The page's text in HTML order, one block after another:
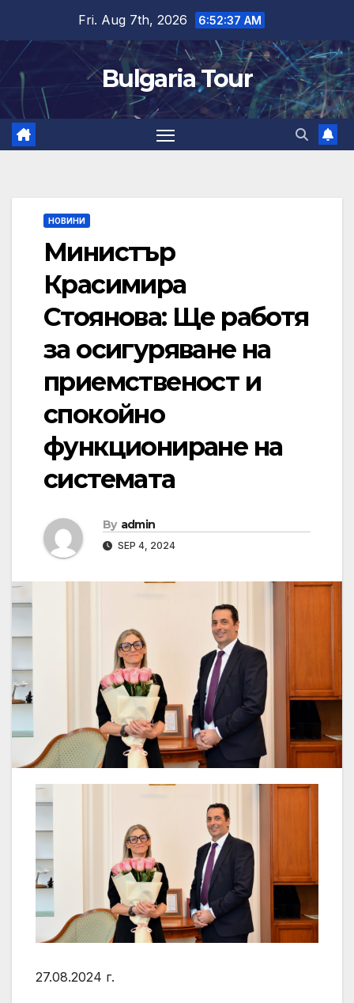
content
Fri. Aug 7th, 2026 6:52:37 AM
Bulgaria Tour
НОВИНИ
Министър
Красимира
Стоянова: Ще работя
за осигуряване на
приемственост и
спокойно
функциониране на
системата
By admin
SEP 4, 2024
27.08.2024 г.